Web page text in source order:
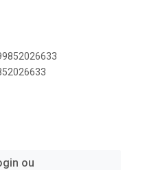
ou